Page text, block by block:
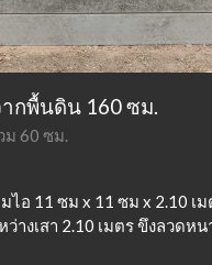
กพื้นดิน 160 ซม.
60 ซม.
ไอ 11 ซม x 11 ซม x 2.10 เ
ว่างเสา 2.10 เมตร ขึงลวดห